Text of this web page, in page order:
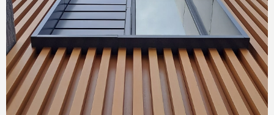
О ПРОЕКТЕ
Современный дизайн фасадов реализован
с помощью сочетания материалов. Горная
фактура передана японскими ФЦП
премиум-серии Сератопия. Деревянные
рейки выполнены из ламелей древесно-
полимерного композита. Антрацитовые
металлические кассеты акцентируют
колонны и оконные проёмы.